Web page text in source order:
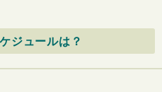
ジュールは？